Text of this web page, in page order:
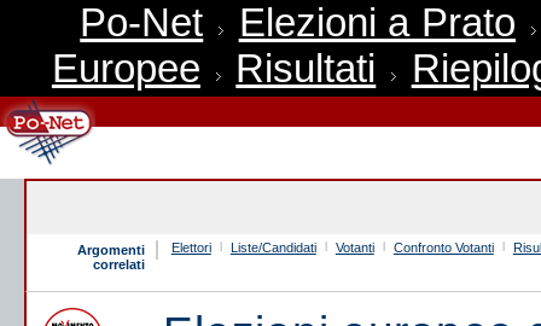
Po-Net
Elezioni a Prato
Europee
Risultati
Argomenti
correlati
Elettori Liste/Candidati Votanti Confronto Votanti